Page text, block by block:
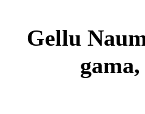
Gellu
gama,